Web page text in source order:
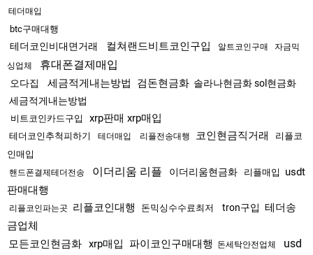
테더매입
btc구매대행
테더코인비대면거래 컬쳐랜드비트코인구입 알트코인구매
자금믹
싱업체
휴대폰결제매입
오다집 세금적게내는방법 검돈현금화 솔라나현금화 sol현금화
세금적게내는방법
비트코인카드구입 xrp판매 xrp매입
테더코인추척피하기 테더매입 리플전송대행 코인현금직거래
리플코
인매입
핸드폰결제테더전송 이더리움 리플 이더리움현금화 리플매입
usdt
판매대행
리플코인파는곳 리플코인대행 돈믹싱수수료최저 tron구입 테더송
금업체
모든코인현금화 xrp매입 파이코인구매대행 돈세탁안전업체
usd